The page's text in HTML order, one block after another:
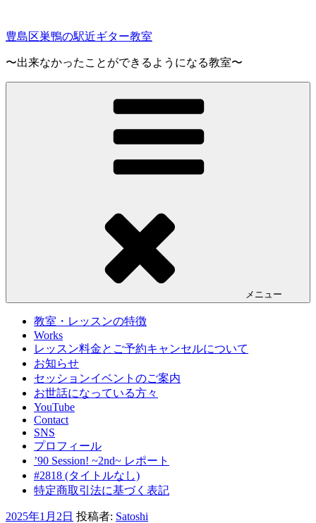
テ
へ
豊島区巣鴨の駅近ギター教室
〜出来なかったことができるようになる教室〜
メニュー
教室・レッスンの特徴
Works
レッスン料金とご予約キャンセルについて
お知らせ
セッションイベントのご案内
お世話になっている方々
YouTube
Contact
SNS
プロフィール
’90 Session! ~2nd~ レポート
#2818 (タイトルなし)
特定商取引法に基づく表記
投
2025年1月2日 投稿者: Satoshi